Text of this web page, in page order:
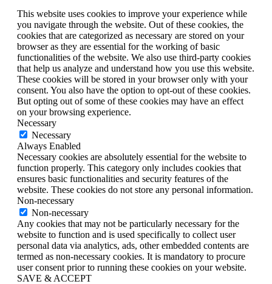
This website uses cookies to improve your experience while
you navigate through the website. Out of these cookies, the
cookies that are categorized as necessary are stored on your
browser as they are essential for the working of basic
functionalities of the website. We also use third-party cookies
that help us analyze and understand how you use this website.
These cookies will be stored in your browser only with your
consent. You also have the option to opt-out of these cookies.
But opting out of some of these cookies may have an effect
on your browsing experience.
Necessary
Necessary
Always Enabled
Necessary cookies are absolutely essential for the website to
function properly. This category only includes cookies that
ensures basic functionalities and security features of the
website. These cookies do not store any personal information.
Non-necessary
Non-necessary
Any cookies that may not be particularly necessary for the
website to function and is used specifically to collect user
personal data via analytics, ads, other embedded contents are
termed as non-necessary cookies. It is mandatory to procure
user consent prior to running these cookies on your website.
SAVE & ACCEPT